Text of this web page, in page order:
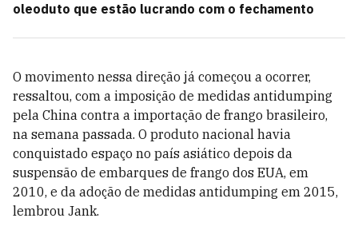
oleoduto que estão lucrando com o fechamento
O movimento nessa direção já começou a ocorrer,
ressaltou, com a imposição de medidas antidumping
pela China contra a importação de frango brasileiro,
na semana passada. O produto nacional havia
conquistado espaço no país asiático depois da
suspensão de embarques de frango dos EUA, em
2010, e da adoção de medidas antidumping em 2015,
lembrou Jank.